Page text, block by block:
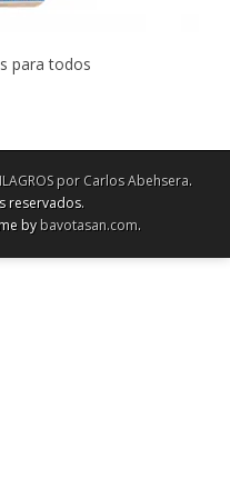
para todos
por Carlos Abehsera.
reservados.
bybavotasan.com.